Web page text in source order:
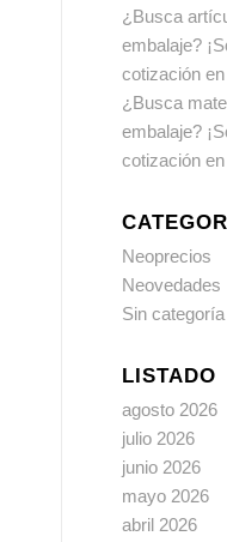
¿Busca
embalaje?
cotización
¿Busca
embalaje?
cotización
Neoprecios
Neovedades
Sin categoría
LISTADO
agosto 2026
julio 2026
junio 2026
mayo 2026
abril 2026